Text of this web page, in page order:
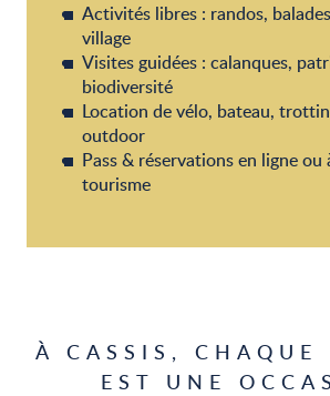
Activités libres : randos,
village
Visites guidées : calanques,
biodiversité
Location de vélo, bateau,
outdoor
Pass & réservations en ligne ou
tourisme
À CASSIS, CHAQUE
EST UNE